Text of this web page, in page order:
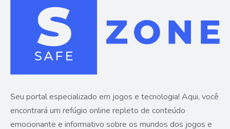
Seu portal especializado em jogos e tecnologia! Aqui, você
encontrará um refúgio online repleto de conteúdo
emocionante e informativo sobre os mundos dos jogos e